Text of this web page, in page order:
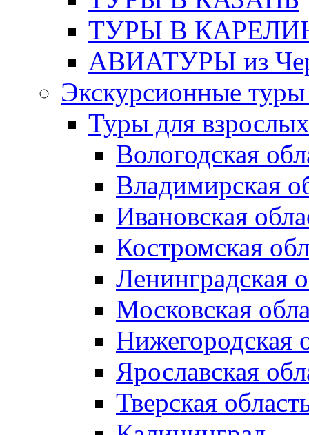
ТУРЫ В
АВИАТУРЫ из
Экскурсионные
Туры для взрослых
Вологодская
Владимирская
Ивановская
Костромская
Ленинградская
Московская
Нижегородская
Ярославская
Тверская